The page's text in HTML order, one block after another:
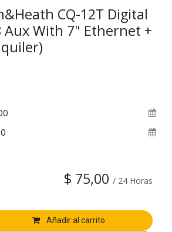
CQ-12T Digital
Aux With 7" Ethernet +
Añadir al carrito
$ 75,00 / 24 Horas